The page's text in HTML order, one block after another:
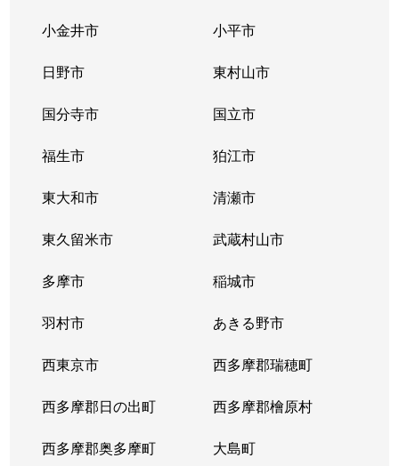
小金井市 小平市
日野市 東村山市
国分寺市 国立市
福生市 狛江市
東大和市 清瀬市
東久留米市 武蔵村山市
多摩市 稲城市
羽村市 あきる野市
西東京市 西多摩郡瑞穂町
西多摩郡日の出町 西多摩郡檜原村
西多摩郡奥多摩町 大島町